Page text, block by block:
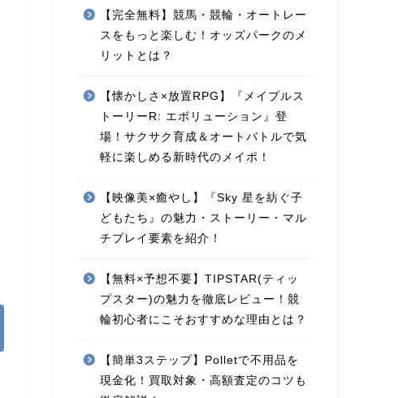
【完全無料】競馬・競輪・オートレー
スをもっと楽しむ！オッズパークのメ
リットとは？
【懐かしさ×放置RPG】『メイプルス
トーリーR: エボリューション』登
場！サクサク育成＆オートバトルで気
軽に楽しめる新時代のメイポ！
【映像美×癒やし】『Sky 星を紡ぐ子
どもたち』の魅力・ストーリー・マル
チプレイ要素を紹介！
【無料×予想不要】TIPSTAR(ティッ
プスター)の魅力を徹底レビュー！競
輪初心者にこそおすすめな理由とは？
【簡単3ステップ】Polletで不用品を
現金化！買取対象・高額査定のコツも